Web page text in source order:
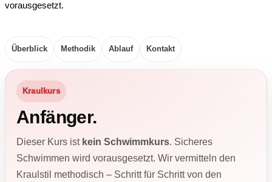
vorausgesetzt.
Überblick Methodik Ablauf Kontakt
Kraulkurs
Anfänger.
Dieser Kurs ist kein Schwimmkurs. Sicheres
Schwimmen wird vorausgesetzt. Wir vermitteln den
Kraulstil methodisch – Schritt für Schritt von den